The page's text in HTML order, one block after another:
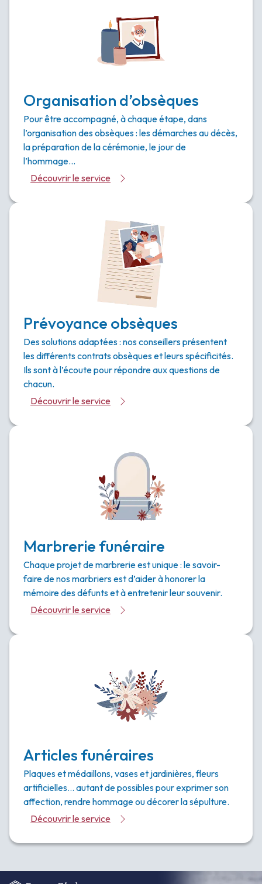
Organisation d’obsèques
Pour être accompagné, à chaque étape, dans
l’organisation des obsèques : les démarches au décès,
la préparation de la cérémonie, le jour de
l’hommage…
Découvrir le service
Prévoyance obsèques
Des solutions adaptées : nos conseillers présentent
les différents contrats obsèques et leurs spécificités.
Ils sont à l’écoute pour répondre aux questions de
chacun.
Découvrir le service
Marbrerie funéraire
Chaque projet de marbrerie est unique : le savoir-
faire de nos marbriers est d’aider à honorer la
mémoire des défunts et à entretenir leur souvenir.
Découvrir le service
Articles funéraires
Plaques et médaillons, vases et jardinières, fleurs
artificielles… autant de possibles pour exprimer son
affection, rendre hommage ou décorer la sépulture.
Découvrir le service